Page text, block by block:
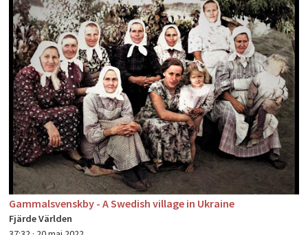
Gammalsvenskby - A Swedish village in Ukraine
Fjärde Världen